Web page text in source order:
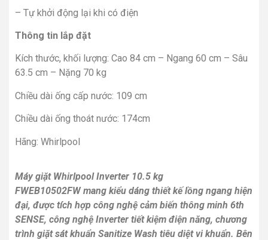
– Tự khởi động lại khi có điện
Thông tin lắp đặt
Kích thước, khối lượng: Cao 84 cm – Ngang 60 cm – Sâu
63.5 cm – Nặng 70 kg
Chiều dài ống cấp nước: 109 cm
Chiều dài ống thoát nước: 174cm
Hãng: Whirlpool
Máy giặt Whirlpool Inverter 10.5 kg
FWEB10502FW mang kiểu dáng thiết kế lồng ngang hiện
đại, được tích hợp công nghệ cảm biến thông minh 6th
SENSE, công nghệ Inverter tiết kiệm điện năng, chương
trình giặt sát khuẩn Sanitize Wash tiêu diệt vi khuẩn. Bên